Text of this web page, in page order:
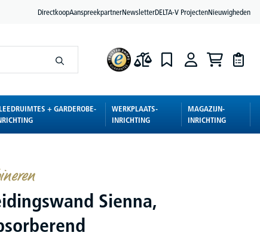
DirectkoopAanspreekpartnerNewsletterDELTA-V ProjectenNieuwigheden
+ GARDEROBE-
WERKPLAATS-
INRICHTING
MAGAZIJN-
INRICHTING
Sienna,